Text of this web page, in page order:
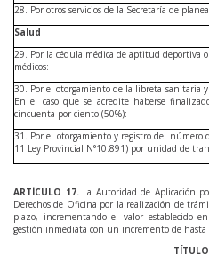
28. Por otros servicios de la Secretaría de
Salud
29. Por la cédula médica de aptitud deportiva
médicos:
30. Por el otorgamiento de la libreta sanitaria
En el caso que se acredite haberse
cincuenta por ciento (50%):
31. Por el otorgamiento y registro del
11 Ley Provincial N°10.891) por unidad de
ARTÍCULO 17. La Autoridad de Aplicación
Derechos de Oficina por la realización de
plazo, incrementando el valor establecido
gestión inmediata con un incremento de hasta